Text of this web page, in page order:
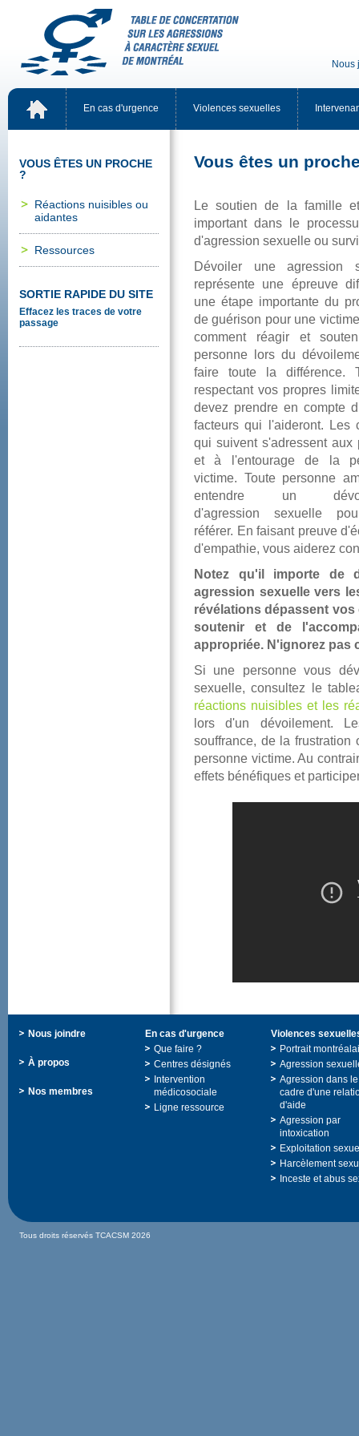
Encasd'urgence Violencessexuelles
VOUSÊTESUNPROCHE
?
Réactionsnuisiblesou
aidantes
Ressources
SORTIERAPIDEDUSITE
Effacezlestracesdevotre
passage
Nousjoindre
Àpropos
Nosmembres
Encasd'urgence
Quefaire?
Centresdésignés
Intervention
médicosociale
Ligneressource
Agressiondansle
d'aide
Agressionpar
intoxication
TousdroitsréservésTCACSM2026